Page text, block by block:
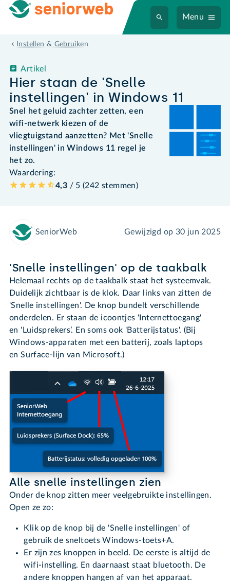
Menu
Instellen & Gebruiken
Hier staan de 'Snelle
instellingen' in Windows 11
Artikel
Snel het geluid zachter zetten, een
wifi-netwerk kiezen of de
vliegtuigstand aanzetten? Met 'Snelle
instellingen' in Windows 11 regel je
het zo.
Waardering:
4,3 / 5 (242 stemmen)
SeniorWeb Gewijzigd op 30 jun 2025
'Snelle instellingen' op de taakbalk
Helemaal rechts op de taakbalk staat het systeemvak.
Duidelijk zichtbaar is de klok. Daar links van zitten de
'Snelle instellingen'. De knop bundelt verschillende
onderdelen. Er staan de icoontjes 'Internettoegang'
en 'Luidsprekers’. En soms ook 'Batterijstatus'. (Bij
Windows-apparaten met een batterij, zoals laptops
en Surface-lijn van Microsoft.)
Alle snelle instellingen zien
Onder de knop zitten meer veelgebruikte instellingen.
Open ze zo:
Klik op de knop bij de 'Snelle instellingen' of
gebruik de sneltoets Windows-toets+A.
Er zijn zes knoppen in beeld. De eerste is altijd de
wifi-instelling. En daarnaast staat bluetooth. De
andere knoppen hangen af van het apparaat.